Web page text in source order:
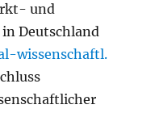
und
Deutschland
wissenschaftl.